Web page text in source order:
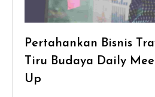
Pertahankan Bisnis
Tiru Budaya Daily
Up